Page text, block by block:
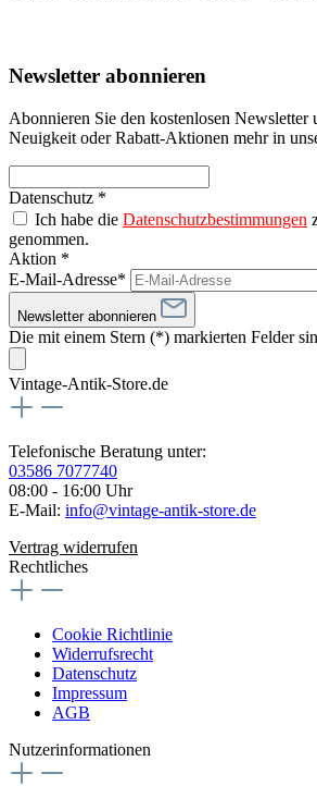
Newsletter abonnieren
Abonnieren Sie den kostenlosen Newsletter
Neuigkeit oder Rabatt-Aktionen mehr in
Datenschutz *
Ich habe die Datenschutzbestimmungen
genommen.
Aktion *
E-Mail-Adresse*
Newsletter abonnieren
Die mit einem Stern (*) markierten Felder
Vintage-Antik-Store.de
Telefonische Beratung unter:
03586 7077740
08:00 - 16:00 Uhr
E-Mail: info@vintage-antik-store.de
Vertrag widerrufen
Rechtliches
Cookie Richtlinie
Widerrufsrecht
Datenschutz
Impressum
AGB
Nutzerinformationen